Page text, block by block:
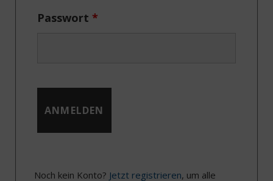
Passwort *
Noch kein Konto? Jetzt registrieren, um alle